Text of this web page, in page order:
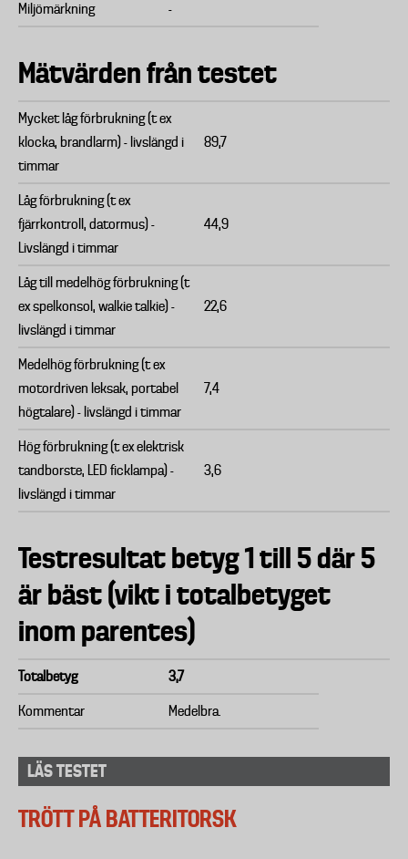
Miljömärkning -
Mätvärden från testet
Mycket låg förbrukning (t ex
klocka, brandlarm) - livslängd i
timmar
89,7
Låg förbrukning (t ex
fjärrkontroll, datormus) -
Livslängd i timmar
44,9
Låg till medelhög förbrukning (t
ex spelkonsol, walkie talkie) -
livslängd i timmar
22,6
Medelhög förbrukning (t ex
motordriven leksak, portabel
högtalare) - livslängd i timmar
7,4
Hög förbrukning (t ex elektrisk
tandborste, LED ficklampa) -
livslängd i timmar
3,6
Testresultat betyg 1 till 5 där 5
är bäst (vikt i totalbetyget
inom parentes)
Totalbetyg 3,7
Kommentar Medelbra.
LÄS TESTET
TRÖTT PÅ BATTERITORSK